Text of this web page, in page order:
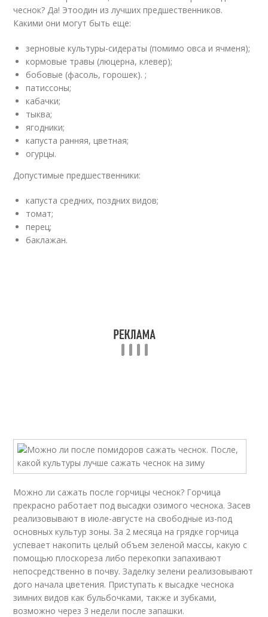
чеснок? Да! Этоодин из лучших предшественников.
Какими они могут быть еще:
зерновые культуры-сидераты (помимо овса и ячменя);
кормовые травы (люцерна, клевер);
бобовые (фасоль, горошек). ;
патиссоны;
кабачки;
тыква;
ягодники;
капуста ранняя, цветная;
огурцы.
Допустимые предшественники:
капуста средних, поздних видов;
томат;
перец;
баклажан.
Можно ли сажать после горчицы чеснок? Горчица
прекрасно работает под высадки озимого чеснока. Засев
реализовывают в июле-августе на свободные из-под
основных культур зоны. За 2 месяца на грядке горчица
успевает накопить целый объем зеленой массы, какую с
помощью плоскореза либо перекопки запахивают
непосредственно в почву. Заделку зелени реализовывают
дого начала цветения. Приступать к высадке чеснока
зимних видов как бульбочками, также и зубками,
возможно через 3 недели после запашки.